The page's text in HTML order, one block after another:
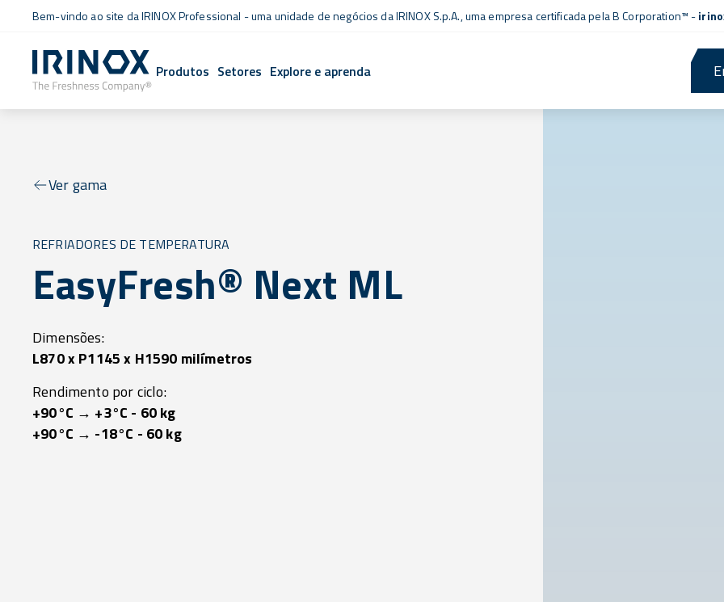
Bem-vindo ao site da IRINOX Professional - uma unidade de negócios da IRINOX S.p.A., uma empresacertificada pela B Corporation™ -
Produtos Setores Explore e aprenda
Ver gama
REFRIADORES DE TEMPERATURA
EasyFresh® Next ML
Dimensões:
L870 x P1145 x H1590 milímetros
Rendimento por ciclo:
+90°C → +3°C - 60 kg
+90°C → -18°C - 60 kg